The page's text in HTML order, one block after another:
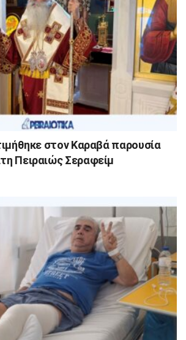
στον Καραβά παρουσία
Πειραιώς Σεραφείμ